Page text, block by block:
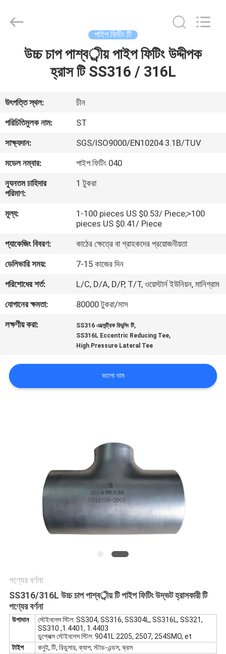
ভিডিও
VR
প্রদর্শন
আমাদের
সম্পর্কে
কারখানা
ভ্রমণ
মান
নিয়ন্ত্রণ
সাথে
যোগাযোগ
গোপনীয়তা
নীতি
Ltd..
পাইপ ফিটিং টি
উচ্চ চাপ পাশ্বর্ীয় পাইপ ফিটিং উদ্দীপক
হ্রাস টি SS316 / 316L
উৎপত্তি স্থল:
চীন
পরিচিতিমুলক নাম:
ST
সাক্ষ্যদান:
SGS/ISO9000/EN10204 3.1B/TUV
মডেল নম্বার:
পাইপ ফিটিং 040
ন্যূনতম চাহিদার
পরিমাণ:
1 টুকরা
মূল্য:
1-100 pieces US $0.53/ Piece;>100
pieces US $0.41/ Piece
প্যাকেজিং বিবরণ:
কাঠের ক্ষেত্রে বা গ্রাহকদের প্রয়োজনীয়তা
ডেলিভারি সময়:
7-15 কাজের দিন
পরিশোধের শর্ত:
L/C, D/A, D/P, T/T, ওয়েস্টার্ন ইউনিয়ন, মানিগ্রাম
যোগানের ক্ষমতা:
80000 টুকরা/মাস
লক্ষণীয় করা:
SS316 এক্সেন্ট্রিক রিডুসিং টি,
SS316L Eccentric Reducing Tee,
High Pressure Lateral Tee
ভালো দাম
পণ্যের বর্ণনা
SS316/316L উচ্চ চাপ পাশ্বর্ীয় টি পাইপ ফিটিং উদ্ভট হ্রাসকারী টি
পণ্যের বর্ণনা
উপাদান
স্টেইনলেস স্টিল: SS304, SS316, SS304L, SS316L, SS321,
SS310 ,1.4401, 1.4403
ডুপ্লেক্স স্টেইনলেস স্টিল: 9041L 2205, 2507, 254SMO, et
টাইপ
কনুই, টি, রিডুসার, ক্যাপ, স্টাড-এন্ডস, ক্রস